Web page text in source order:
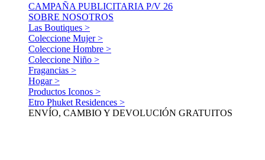
CAMPAÑA PUBLICITARIA P/V 26
SOBRE NOSOTROS
Las Boutiques >
Coleccione Mujer >
Coleccione Hombre >
Coleccione Niño >
Fragancias >
Hogar >
Productos Iconos >
Etro Phuket Residences >
ENVÍO, CAMBIO Y DEVOLUCIÓN GRATUITOS